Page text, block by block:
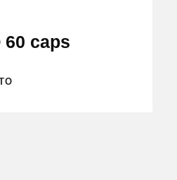
60 caps